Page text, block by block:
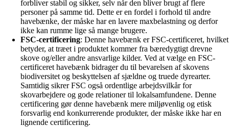
forbliver stabil og sikker, selv når den bliver brugt af flere
personer på samme tid. Dette er en fordel i forhold til andre
havebænke, der måske har en lavere maxbelastning og derfor
ikke kan rumme lige så mange brugere.
FSC-certificering: Denne havebænk er FSC-certificeret, hvilket
betyder, at træet i produktet kommer fra bæredygtigt drevne
skove og/eller andre ansvarlige kilder. Ved at vælge en FSC-
certificeret havebænk bidrager du til bevarelsen af skovens
biodiversitet og beskyttelsen af sjældne og truede dyrearter.
Samtidig sikrer FSC også ordentlige arbejdsvilkår for
skovarbejdere og gode relationer til lokalsamfundene. Denne
certificering gør denne havebænk mere miljøvenlig og etisk
forsvarlig end konkurrerende produkter, der måske ikke har en
lignende certificering.